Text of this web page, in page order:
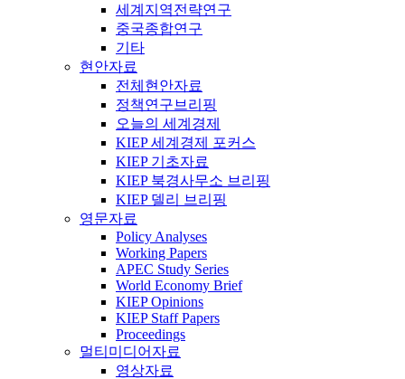
세계지역전략연구
중국종합연구
기타
현안자료
전체현안자료
정책연구브리핑
오늘의 세계경제
KIEP 세계경제 포커스
KIEP 기초자료
KIEP 북경사무소 브리핑
KIEP 델리 브리핑
영문자료
Policy Analyses
Working Papers
APEC Study Series
World Economy Brief
KIEP Opinions
KIEP Staff Papers
Proceedings
멀티미디어자료
영상자료